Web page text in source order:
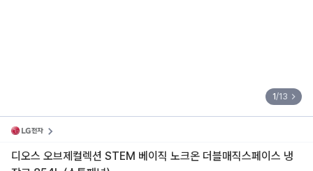
1/13
디오스 오브제컬렉션 STEM 베이직 노크온 더블매직스페이스 냉